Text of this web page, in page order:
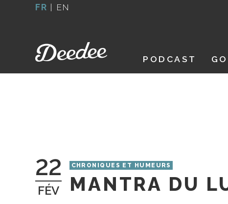
FR | EN
PODCAST
22
FÉV
CHRONIQUES ET HUMEURS
MANTRA DU